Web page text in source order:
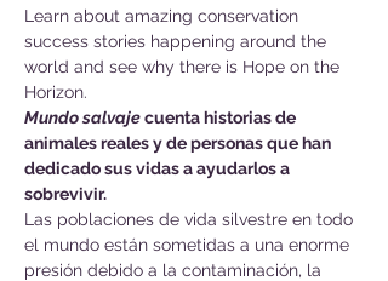
Learn about amazing conservation
success stories happening around the
world and see why there is Hope on the
Horizon.
Mundo salvaje cuenta historias de
animales reales y de personas que han
dedicado sus vidas a ayudarlos a
sobrevivir.
Las poblaciones de vida silvestre en todo
el mundo están sometidas a una enorme
presión debido a la contaminación, la